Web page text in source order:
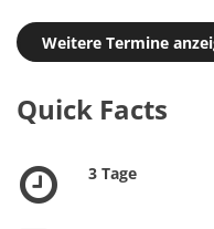
Weitere Termine
Quick Facts
3 Tage